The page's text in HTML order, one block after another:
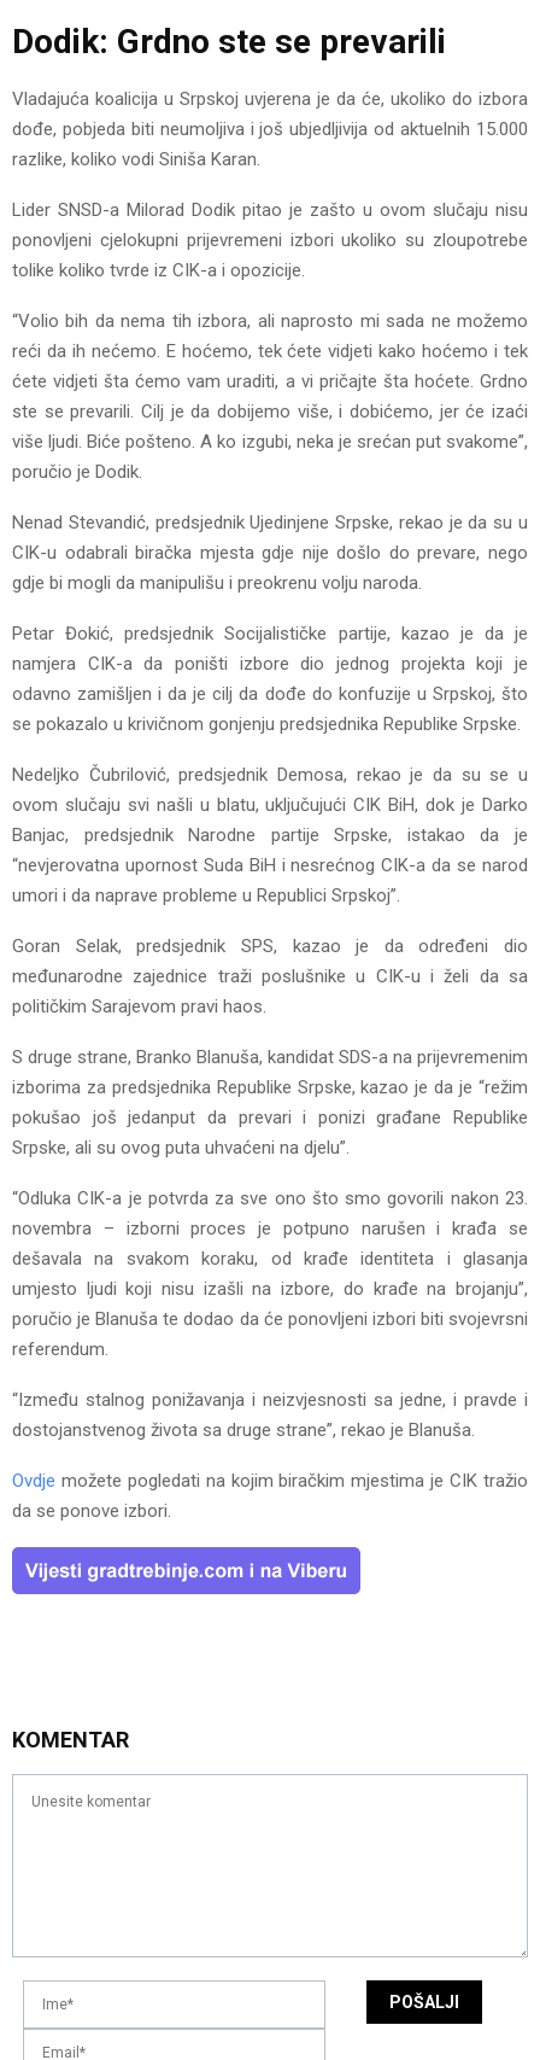
Dodik: Grdno ste se prevarili
Vladajuća koalicija u Srpskoj uvjerena je da će, ukoliko do izbora
dođe, pobjeda biti neumoljiva i još ubjedljivija od aktuelnih 15.000
razlike, koliko vodi Siniša Karan.
Lider SNSD-a Milorad Dodik pitao je zašto u ovom slučaju nisu
ponovljeni cjelokupni prijevremeni izbori ukoliko su zloupotrebe
tolike koliko tvrde iz CIK-a i opozicije.
“Volio bih da nema tih izbora, ali naprosto mi sada ne možemo
reći da ih nećemo. E hoćemo, tek ćete vidjeti kako hoćemo i tek
ćete vidjeti šta ćemo vam uraditi, a vi pričajte šta hoćete. Grdno
ste se prevarili. Cilj je da dobijemo više, i dobićemo, jer će izaći
više ljudi. Biće pošteno. A ko izgubi, neka je srećan put svakome”,
poručio je Dodik.
Nenad Stevandić, predsjednik Ujedinjene Srpske, rekao je da su u
CIK-u odabrali biračka mjesta gdje nije došlo do prevare, nego
gdje bi mogli da manipulišu i preokrenu volju naroda.
Petar Đokić, predsjednik Socijalističke partije, kazao je da je
namjera CIK-a da poništi izbore dio jednog projekta koji je
odavno zamišljen i da je cilj da dođe do konfuzije u Srpskoj, što
se pokazalo u krivičnom gonjenju predsjednika Republike Srpske.
Nedeljko Čubrilović, predsjednik Demosa, rekao je da su se u
ovom slučaju svi našli u blatu, uključujući CIK BiH, dok je Darko
Banjac, predsjednik Narodne partije Srpske, istakao da je
“nevjerovatna upornost Suda BiH i nesrećnog CIK-a da se narod
umori i da naprave probleme u Republici Srpskoj”.
Goran Selak, predsjednik SPS, kazao je da određeni dio
međunarodne zajednice traži poslušnike u CIK-u i želi da sa
političkim Sarajevom pravi haos.
S druge strane, Branko Blanuša, kandidat SDS-a na prijevremenim
izborima za predsjednika Republike Srpske, kazao je da je “režim
pokušao još jedanput da prevari i ponizi građane Republike
Srpske, ali su ovog puta uhvaćeni na djelu”.
“Odluka CIK-a je potvrda za sve ono što smo govorili nakon 23.
novembra – izborni proces je potpuno narušen i krađa se
dešavala na svakom koraku, od krađe identiteta i glasanja
umjesto ljudi koji nisu izašli na izbore, do krađe na brojanju”,
poručio je Blanuša te dodao da će ponovljeni izbori biti svojevrsni
referendum.
“Između stalnog ponižavanja i neizvjesnosti sa jedne, i pravde i
dostojanstvenog života sa druge strane”, rekao je Blanuša.
Ovdje možete pogledati na kojim biračkim mjestima je CIK tražio
da se ponove izbori.
KOMENTAR